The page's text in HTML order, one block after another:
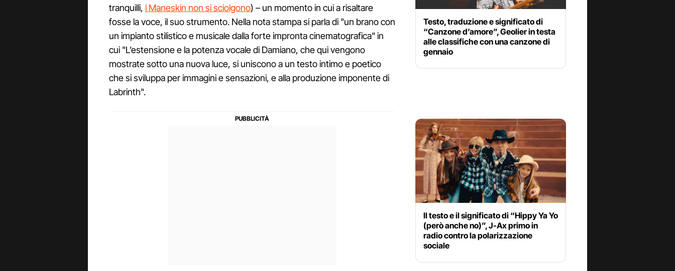
tranquilli, i Maneskin non si sciolgono) – un momento in cui a risaltare
fosse la voce, il suo strumento. Nella nota stampa si parla di "un brano con
un impianto stilistico e musicale dalla forte impronta cinematografica" in
cui "L’estensione e la potenza vocale di Damiano, che qui vengono
mostrate sotto una nuova luce, si uniscono a un testo intimo e poetico
che si sviluppa per immagini e sensazioni, e alla produzione imponente di
Labrinth".
Testo, traduzione e significato di
“Canzone d’amore”, Geolier in testa
alle classifiche con una canzone di
gennaio
Il testo e il significato di “Hippy Ya Yo
(però anche no)”, J-Ax primo in
radio contro la polarizzazione
sociale